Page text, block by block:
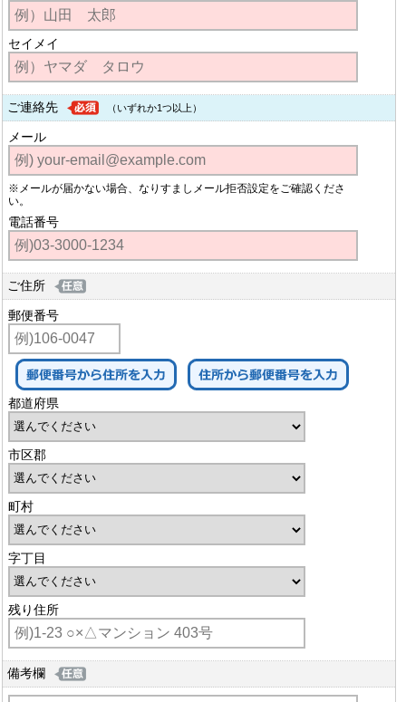
セイメイ
ご連絡先 （いずれか1つ以上）
メール
※メールが届かない場合、なりすましメール拒否設定をご確認くださ
い。
電話番号
ご住所
郵便番号
都道府県
市区郡
町村
字丁目
残り住所
備考欄